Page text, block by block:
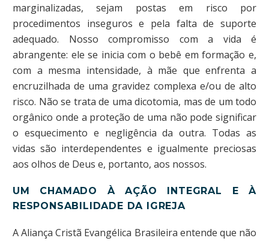
marginalizadas, sejam postas em risco por
procedimentos inseguros e pela falta de suporte
adequado. Nosso compromisso com a vida é
abrangente: ele se inicia com o bebê em formação e,
com a mesma intensidade, à mãe que enfrenta a
encruzilhada de uma gravidez complexa e/ou de alto
risco. Não se trata de uma dicotomia, mas de um todo
orgânico onde a proteção de uma não pode significar
o esquecimento e negligência da outra. Todas as
vidas são interdependentes e igualmente preciosas
aos olhos de Deus e, portanto, aos nossos.
UM CHAMADO À AÇÃO INTEGRAL E À
RESPONSABILIDADE DA IGREJA
A Aliança Cristã Evangélica Brasileira entende que não